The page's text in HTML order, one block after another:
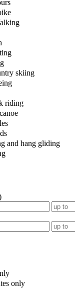
skiing
riding
and hang gliding
only